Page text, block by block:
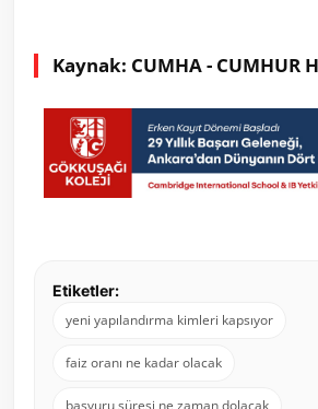
Kaynak: CUMHA - CUMHUR
Etiketler:
yeni yapılandırma kimleri kapsıyor
faiz oranı ne kadar olacak
başvuru süresi ne zaman dolacak